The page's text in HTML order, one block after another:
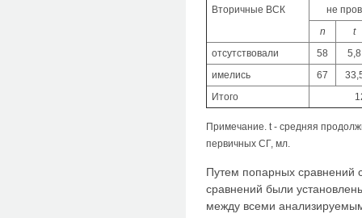
Вторичные ВСК
не
n
t
отсутствовали
58
5,8
имелись
67
Итого
Примечание. t - средняя
первичных СГ, мл.
Путем попарных сравнений
сравнений были
между всеми